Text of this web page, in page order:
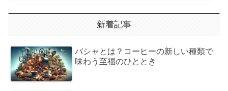
新着記事
バシャとは？コーヒーの新しい種類で
味わう至福のひととき